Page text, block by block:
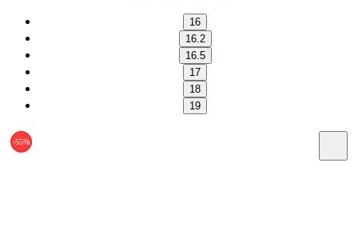
16
16.2
16.5
17
18
19
-55%